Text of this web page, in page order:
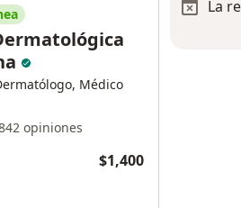
Médico
opiniones
$1,400
La